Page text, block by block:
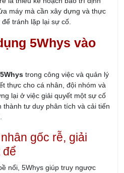
máy mà cần xây dựng và thực
tránh lặp lại sự cố.
5Whys vào
5Whys trong công việc và quản lý
thực cho cá nhân, đội nhóm và
lại ở việc giải quyết một sự cố
thành tư duy phân tích và cải tiến
gốc rễ, giải
để
nổi, 5Whys giúp truy ngược